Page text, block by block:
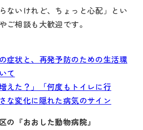
ないけれど、ちょっと心配」とい
ご相談も大歓迎です。
症状と、再発予防のための生活環
て
えた？」「何度もトイレに行
な変化に隠れた病気のサイン
の『おおした動物病院』